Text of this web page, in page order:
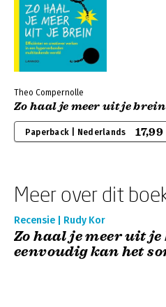
Theo Compernolle
Zo haal je meer uit je brein
Paperback | Nederlands 17,99
Meer over dit
Recensie | Rudy Kor
Zo haal je meer uit je
eenvoudig kan het